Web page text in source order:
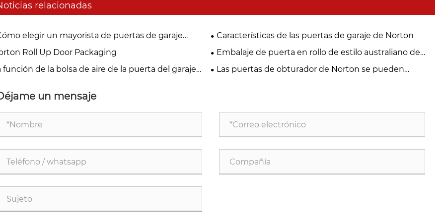
relacionadas
elegir un mayorista de puertas de garaje
Características de las puertas de garaje de Norton
Roll Up Door Packaging
Embalaje de puerta en rollo de estilo australiano de
Norton
función de la bolsa de aire de la puerta del garaje
Las puertas de obturador de Norton se pueden
un mensaje